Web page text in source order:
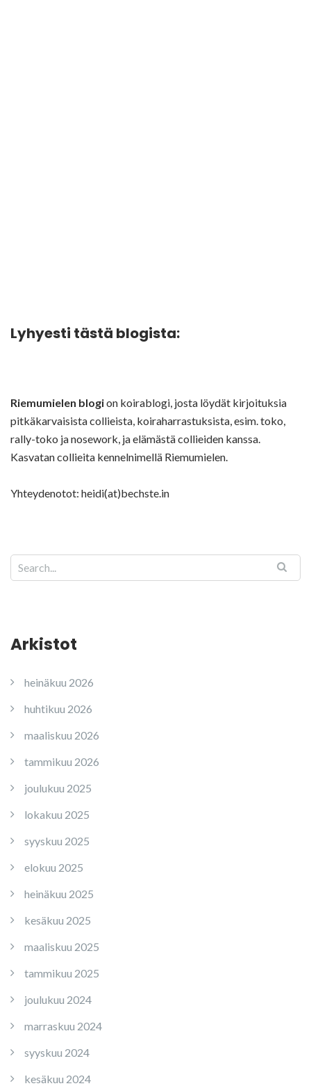
Lyhyesti tästä blogista:
Riemumielen blogion koirablogi, josta löydät kirjoituksia
pitkäkarvaisista collieista, koiraharrastuksista, esim. toko,
rally-toko ja nosework, ja elämästä collieiden kanssa.
Kasvatan collieita kennelnimellä Riemumielen.
Yhteydenotot: heidi(at)bechste.in
Arkistot
heinäkuu 2026
huhtikuu 2026
maaliskuu 2026
tammikuu 2026
joulukuu 2025
lokakuu 2025
syyskuu 2025
elokuu 2025
heinäkuu 2025
kesäkuu 2025
maaliskuu 2025
tammikuu 2025
joulukuu 2024
marraskuu 2024
syyskuu 2024
kesäkuu 2024